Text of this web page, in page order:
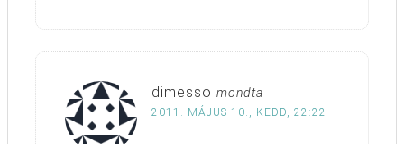
dimesso mondta
2011. MÁJUS 10., KEDD, 22:22